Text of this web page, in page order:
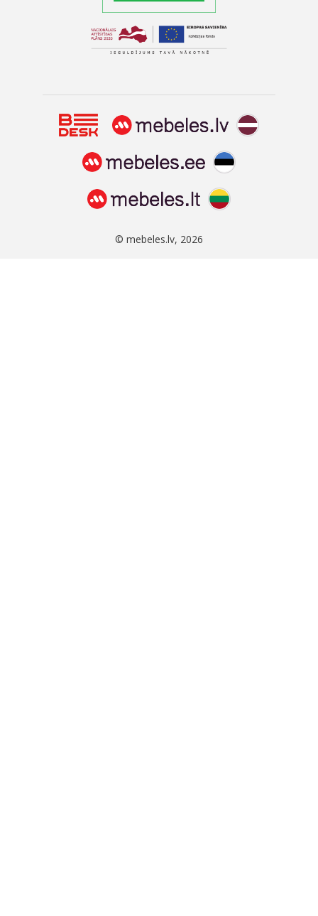
© mebeles.lv, 2026